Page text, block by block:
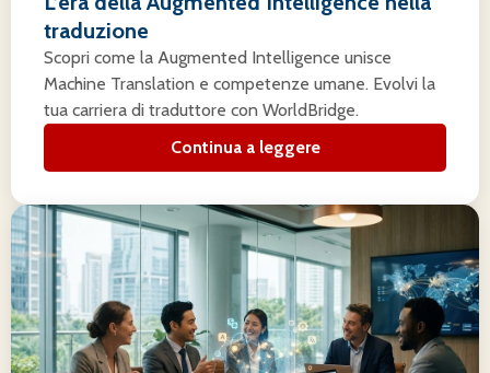
traduzione
Scopri come la Augmented Intelligence unisce
Machine Translation e competenze umane. Evolvi la
tua carriera di traduttore con WorldBridge.
Continua a leggere